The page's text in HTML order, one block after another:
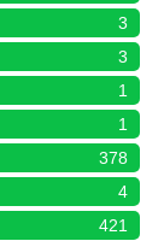
3
3
1
1
378
4
421